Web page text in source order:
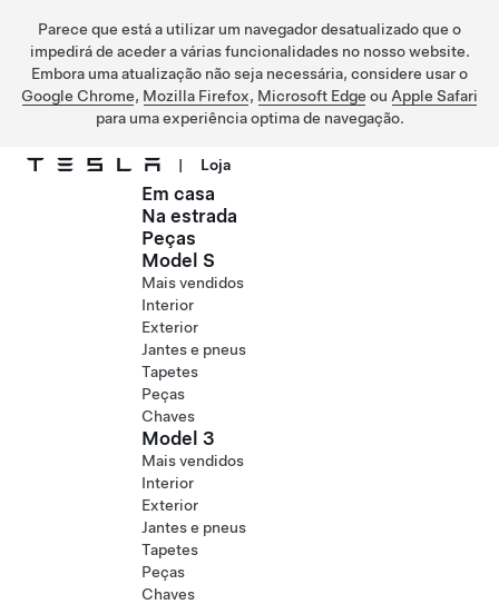
Parece que está a utilizar um navegador desatualizado que o
impedirá de aceder a várias funcionalidades no nosso website.
Embora uma atualização não seja necessária, considere usar o
Google Chrome, Mozilla Firefox, Microsoft Edge ou Apple Safari
para uma experiência optima de navegação.
Ir para o conteúdo principal
| Loja
Em casa
Na estrada
Peças
Model S
Mais vendidos
Interior
Exterior
Jantes e pneus
Tapetes
Peças
Chaves
Model 3
Mais vendidos
Interior
Exterior
Jantes e pneus
Tapetes
Peças
Chaves